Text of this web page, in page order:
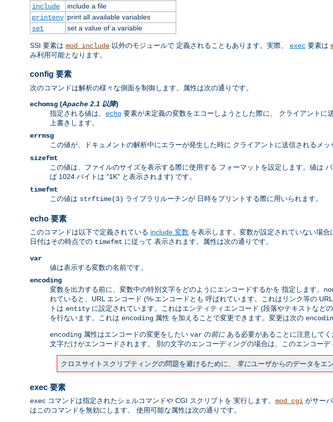
include
include a file
printenv print all available variables
set
set a value of a variable
SSI 要素は mod_include 以外のモジュールで 定義されることもあります。実際、 exec 要素は
み利用可能となります。
config 要素
次のコマンドは解析の様々な側面を制御します。属性は次の通りです。
echomsg (Apache 2.1 以降)
指定される値は、 echo 要素が未定義の変数をエコーしようとした際に、 クライアントに
上書きします。
errmsg
この値が、ドキュメントの解析中にエラーが発生した時に クライアントに送信されるメッ
sizefmt
この値は、ファイルのサイズを表示する際に使用する フォーマットを設定します。値は
ば 1024 バイトは "1K" と表示されます) です。
timefmt
この値は strftime(3) ライブラリルーチンが 日時をプリントする際に用いられます。
echo 要素
このコマンドは以下で定義されている include 変数 を表示します。変数が設定されていない場合
日付はその時点での timefmt に従って 表示されます。属性は次の通りです。
var
値は表示する変数の名前です。
encoding
変数を出力する前に、変数中の特別文字をどのようにエンコードするかを 指定します。
れていると、URL エンコード (%-エンコードとも 呼ばれています。これはリンク等の
トは entity に設定されています。これはエンティティエンコード (段落やテキストなど
を行ないます。これは encoding 属性 を加えることで変更できます。変更は次の
encoding 属性はエンコードの変更をしたい var の前に ある必要があることに注意して
文字だけがエンコードされます。 別の文字のエンコーディングの場合は、このエンコーデ
クロスサイトスクリプティングの問題を避けるために、 常にユーザからのデータをエ
exec 要素
exec コマンドは指定されたシェルコマンドや CGI スクリプトを 実行します。 mod_cgi がサー
はこのコマンドを無効にします。 使用可能な属性は次の通りです。